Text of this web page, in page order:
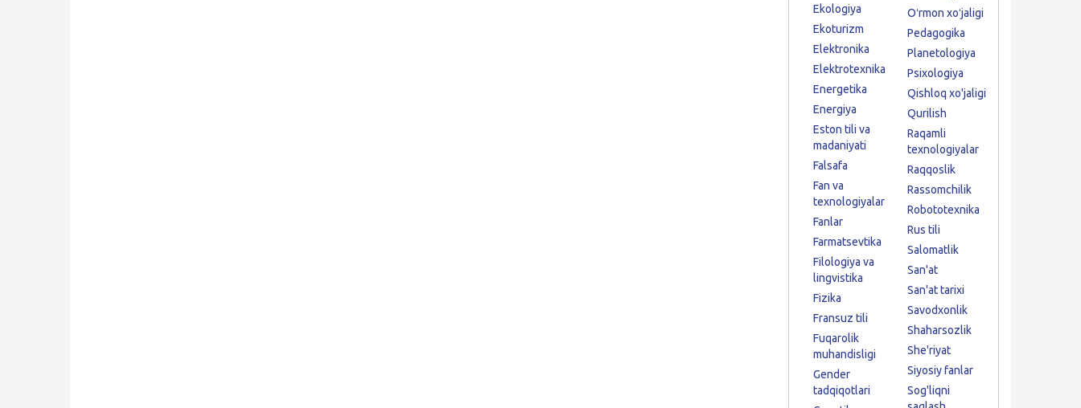
Ekologiya
Ekoturizm
Elektronika
Elektrotexnika
Energetika
Energiya
Eston tili va
madaniyati
Falsafa
Fan va
texnologiyalar
Fanlar
Farmatsevtika
Filologiya va
lingvistika
Fizika
Fransuz tili
Fuqarolik
muhandisligi
Gender
tadqiqotlari
Oʻrmon xoʻjaligi
Pedagogika
Planetologiya
Psixologiya
Qishloq xo'jaligi
Qurilish
Raqamli
texnologiyalar
Raqqoslik
Rassomchilik
Robototexnika
Rus tili
Salomatlik
San'at
San'at tarixi
Savodxonlik
Shaharsozlik
She'riyat
Siyosiy fanlar
Sog'liqni